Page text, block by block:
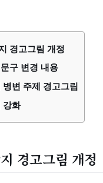
경고그림 개정
구 변경 내용
변 주제 경고그림
강화
경고그림 개정